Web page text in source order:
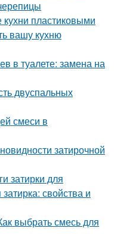
кухни пластиковыми
вашу кухню
в туалете: замена на
двуспальных
смеси в
затирочной
затирки для
свойства и
выбрать смесь для